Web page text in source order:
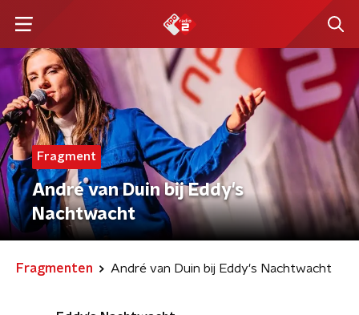
Fragment
André van Duin bij Eddy's
Nachtwacht
Fragmenten André van Duin bij Eddy's Nachtwacht